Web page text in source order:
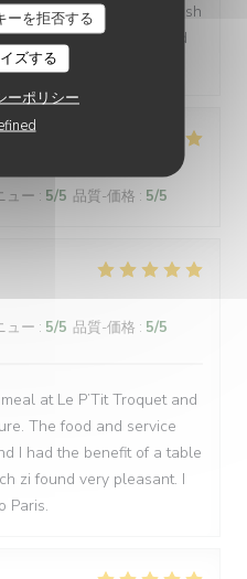
ーを拒否する
ズする
ーポリシー
creamy fraisier cake. I wish
try their soulful food and
argentinos :)
ュー : 5/5 品質-価格 : 5/5
ュー : 5/5 品質-価格 : 5/5
at Le P’Tit Troquet and
The food and service
I had the benefit of a table
zi found very pleasant. I
Paris.